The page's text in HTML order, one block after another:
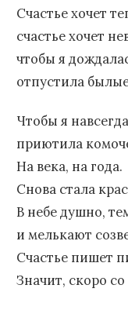
Счастье хочет
счастье хочет
чтобы я
отпустила
Чтобы я навсегда
приютила
На века, на года.
Снова стала
В небе душно,
и мелькают
Счастье пишет
Значит, скоро